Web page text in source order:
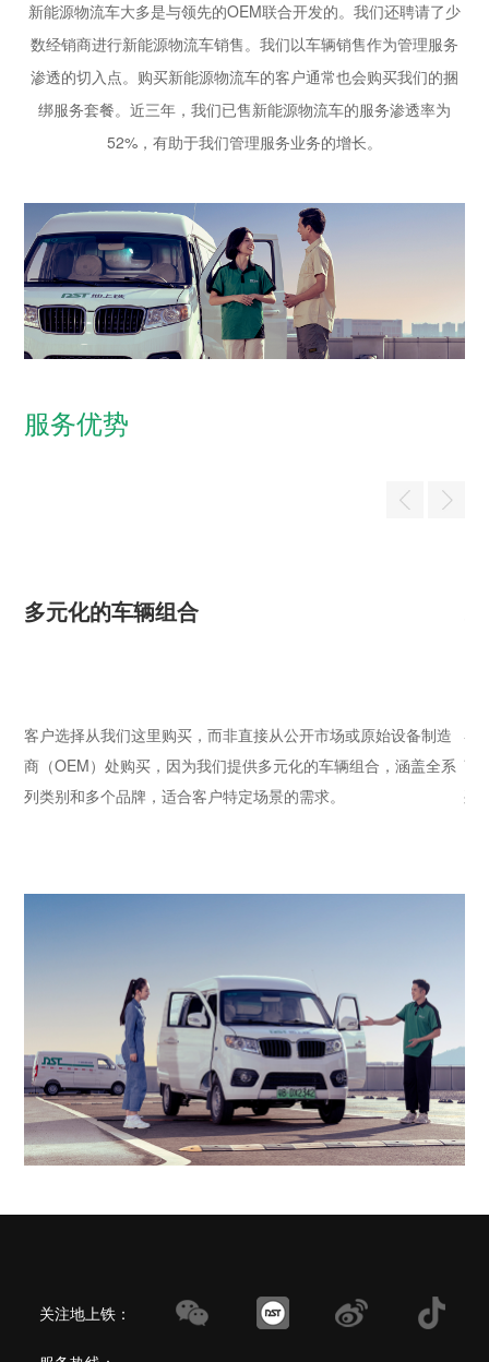
新能源物流车大多是与领先的OEM联合开发的。我们还聘请了少
数经销商进行新能源物流车销售。我们以车辆销售作为管理服务
渗透的切入点。购买新能源物流车的客户通常也会购买我们的捆
绑服务套餐。近三年，我们已售新能源物流车的服务渗透率为
52%，有助于我们管理服务业务的增长。
服务优势
多元化的车辆组合
客户选择从我们这里购买，而非直接从公开市场或原始设备制造
商（OEM）处购买，因为我们提供多元化的车辆组合，涵盖全系
列类别和多个品牌，适合客户特定场景的需求。
客
商
列
关注地上铁：